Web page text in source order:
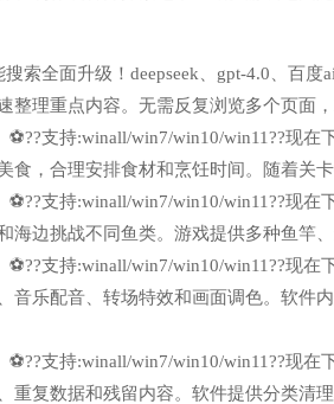
索全面升级！deepseek、gpt-4.0、百
整理重点内容。无需反复浏览多个页面
⚽??支持:winall/win7/win10/win11??现
食，合理安排食材和烹饪时间。随着关
支持:winall/win7/win10/win11??现
海边挑战不同鱼类。游戏提供多种鱼竿
支持:winall/win7/win10/win11??现
音乐配音、转场特效和画面调色。软件
⚽??支持:winall/win7/win10/win11??现
重复数据和残留内容。软件提供分类清